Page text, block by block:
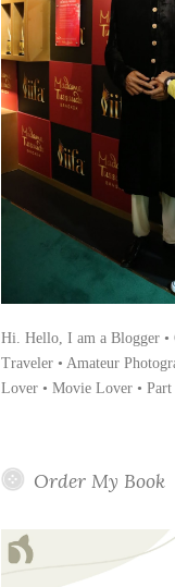
Hi. Hello, I am a Blogger •
Traveler • Amateur
Lover • Movie Lover •
Order My Book